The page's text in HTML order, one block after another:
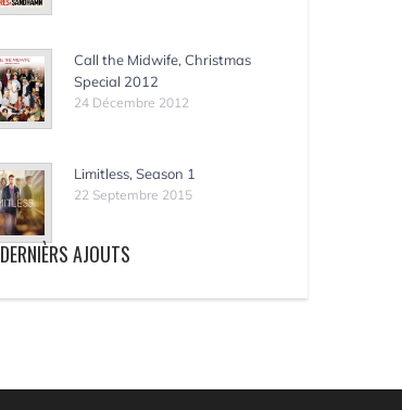
Call the Midwife, Christmas
Special 2012
24 Décembre 2012
Limitless, Season 1
22 Septembre 2015
DERNIÈRS AJOUTS